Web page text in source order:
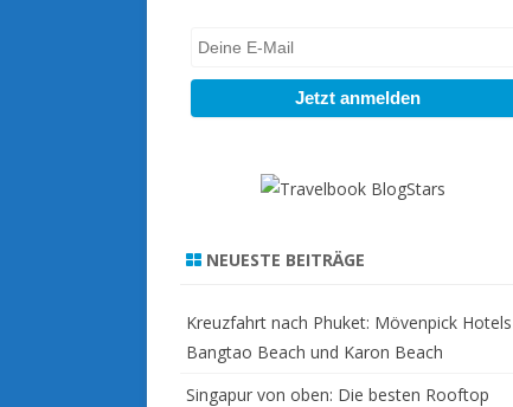
NEUESTE BEITRÄGE
Kreuzfahrt nach Phuket: Mövenpick Hotels
Bangtao Beach und Karon Beach
Singapur von oben: Die besten Rooftop